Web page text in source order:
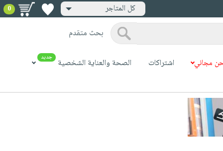
كل المتاجر 0
بحث متقدم
مجاني اشتراكات الصحة والعناية الشخصية جديد